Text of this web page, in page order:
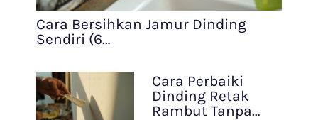
Cara Bersihkan Jamur Dinding
Sendiri (6…
Cara Perbaiki
Dinding Retak
Rambut Tanpa…